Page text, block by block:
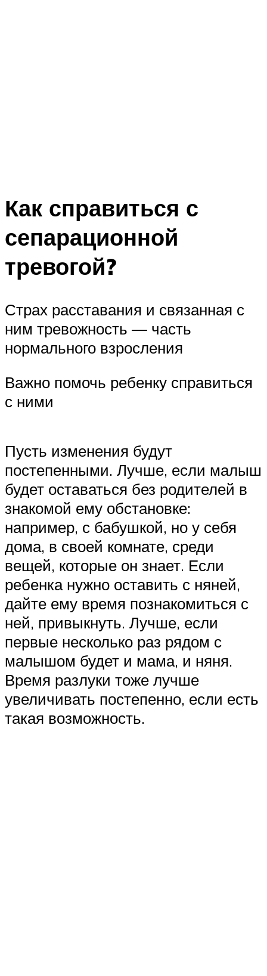
Как справиться с
сепарационной
тревогой?
Страх расставания и связанная с
ним тревожность — часть
нормального взросления
Важно помочь ребенку справиться
с ними
Пусть изменения будут
постепенными. Лучше, если малыш
будет оставаться без родителей в
знакомой ему обстановке:
например, с бабушкой, но у себя
дома, в своей комнате, среди
вещей, которые он знает. Если
ребенка нужно оставить с няней,
дайте ему время познакомиться с
ней, привыкнуть. Лучше, если
первые несколько раз рядом с
малышом будет и мама, и няня.
Время разлуки тоже лучше
увеличивать постепенно, если есть
такая возможность.